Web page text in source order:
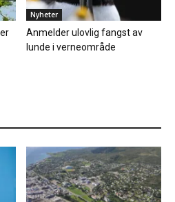
Nyheter
Anmelder ulovlig fangst av
lunde i verneområde